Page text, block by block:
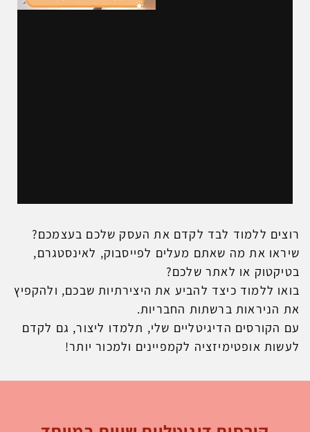
רוצים ללמוד לבד לקדם את העסק שלכם בעצמכם?
שיראו את מה שאתם מעלים לפייסבוק, לאינסטגרם,
בטיקטוק או לאתר שלכם?
בואו ללמוד כיצד להביע את היצירתיות שבכם, ולהקפיץ
את הניראות ברשתות החבריות.
עם הקורסים הדיגיטליים שלי, תלמדו ליצור, גם לקדם
לעשות אופטימיזציה לקמפיינים ולמכור יותר!